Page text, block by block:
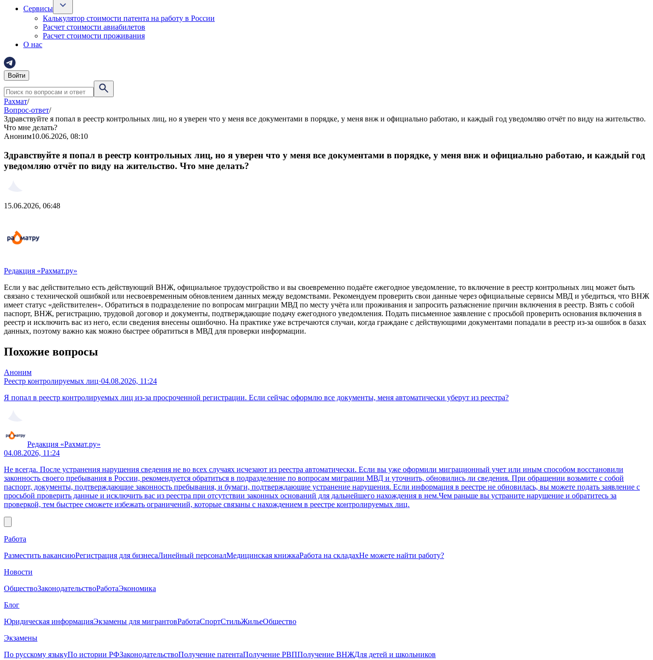
Сервисы
Калькулятор стоимости патента на работу в России
Расчет стоимости авиабилетов
Расчет стоимости проживания
О нас
Войти
Рахмат/
Вопрос-ответ/
Здравствуйте я попал в реестр контрольных лиц, но я уверен что у меня все документами в порядке, у меня внж и официально работаю, и каждый год уведомляю отчёт по виду на жительство.
Что мне делать?
Аноним10.06.2026, 08:10
Здравствуйте я попал в реестр контрольных лиц, но я уверен что у меня все документами в порядке, у меня внж и официально работаю, и каждый год
уведомляю отчёт по виду на жительство. Что мне делать?
15.06.2026, 06:48
Редакция «Рахмат.ру»
Если у вас действительно есть действующий ВНЖ, официальное трудоустройство и вы своевременно подаёте ежегодное уведомление, то включение в реестр контрольных лиц может быть
связано с технической ошибкой или несвоевременным обновлением данных между ведомствами. Рекомендуем проверить свои данные через официальные сервисы МВД и убедиться, что ВНЖ
имеет статус «действителен». Обратиться в подразделение по вопросам миграции МВД по месту учёта или проживания и запросить разъяснение причин включения в реестр. Взять с собой
паспорт, ВНЖ, регистрацию, трудовой договор и документы, подтверждающие подачу ежегодного уведомления. Подать письменное заявление с просьбой проверить основания включения в
реестр и исключить вас из него, если сведения внесены ошибочно. На практике уже встречаются случаи, когда граждане с действующими документами попадали в реестр из-за ошибок в базах
данных, поэтому важно как можно быстрее обратиться в МВД для проверки информации.
Похожие вопросы
Аноним
Реестр контролируемых лиц·04.08.2026, 11:24
Я попал в реестр контролируемых лиц из-за просроченной регистрации. Если сейчас оформлю все документы, меня автоматически уберут из реестра?
Редакция «Рахмат.ру»
04.08.2026, 11:24
Не всегда. После устранения нарушения сведения не во всех случаях исчезают из реестра автоматически. Если вы уже оформили миграционный учет или иным способом восстановили
законность своего пребывания в России, рекомендуется обратиться в подразделение по вопросам миграции МВД и уточнить, обновились ли сведения. При обращении возьмите с собой
паспорт, документы, подтверждающие законность пребывания, и бумаги, подтверждающие устранение нарушения. Если информация в реестре не обновилась, вы можете подать заявление с
просьбой проверить данные и исключить вас из реестра при отсутствии законных оснований для дальнейшего нахождения в нем.Чем раньше вы устраните нарушение и обратитесь за
проверкой, тем быстрее сможете избежать ограничений, которые связаны с нахождением в реестре контролируемых лиц.
Работа
Разместить вакансиюРегистрация для бизнесаЛинейный персоналМедицинская книжкаРабота на складахНе можете найти работу?
Новости
ОбществоЗаконодательствоРаботаЭкономика
Блог
Юридическая информацияЭкзамены для мигрантовРаботаСпортСтильЖильеОбщество
Экзамены
По русскому языкуПо истории РФЗаконодательствоПолучение патентаПолучение РВППолучение ВНЖДля детей и школьников